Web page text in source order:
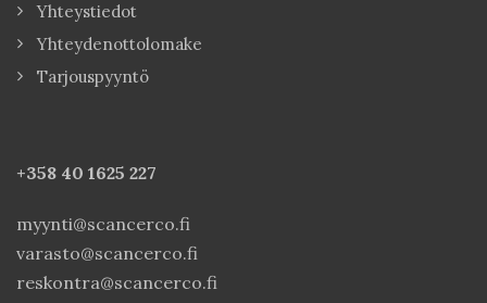
Yhteystiedot
Yhteydenottolomake
Tarjouspyyntö
+358 40 1625 227
myynti@scancerco.fi
varasto@scancerco.fi
reskontra@scancerco.fi